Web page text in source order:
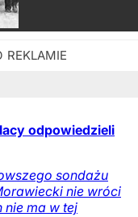
odpowiedzieli
sondażu
nie wróci
nie ma w tej